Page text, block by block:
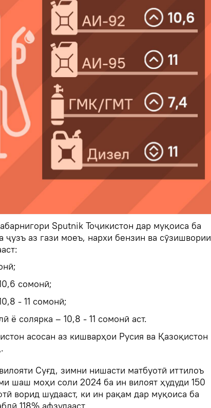
Sputnik Тоҷикистон дар муқоиса ба
ҷузъ аз гази моеъ, нархи бензин ва сӯзишвории
сомонӣ;
- 11 сомонӣ;
ё солярка – 10,8 - 11 сомонӣ аст.
асосан аз кишварҳои Русия ва Қазоқистон
Суғд, зимни нишасти матбуотӣ иттилоъ
шаш моҳи соли 2024 ба ин вилоят ҳудуди 150
ворид шудааст, ки ин рақам дар муқоиса ба
118% афзудааст.